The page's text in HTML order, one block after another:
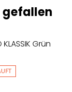
gefallen
Grün